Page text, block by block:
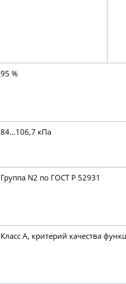
95 %
84…106,7 кПа
Группа N2 по ГОСТ Р 52931
Класс А, критерий качества